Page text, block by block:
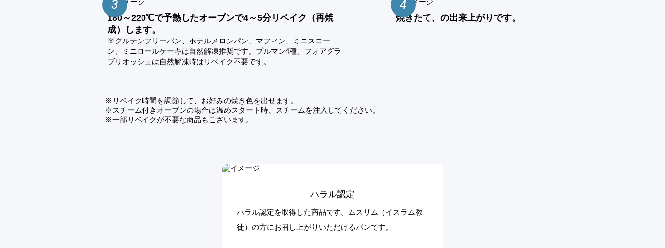
3
180～220℃で予熱したオーブンで4～5分リベイク（再焼
成）します。
※グルテンフリーパン、ホテルメロンパン、マフィン、ミニスコー
ン、ミニロールケーキは自然解凍推奨です。プルマン4種、フォアグラ
ブリオッシュは自然解凍時はリベイク不要です。
4
焼きたて、の出来上がりです。
※リベイク時間を調節して、お好みの焼き色を出せます。
※スチーム付きオーブンの場合は温めスタート時、スチームを注入してください。
※一部リベイクが不要な商品もございます。
ハラル認定
ハラル認定を取得した商品です。ムスリム（イスラム教
徒）の方にお召し上がりいただけるパンです。